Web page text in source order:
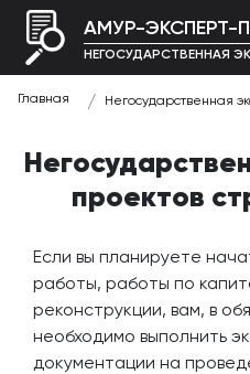
АМУР-ЭКСПЕРТ-
НЕГОСУДАРСТВЕННАЯ
Главная Негосударственная
проектов
Если вы планируете
работы, работы по
реконструкции, вам, в
необходимо выполнить
документации на